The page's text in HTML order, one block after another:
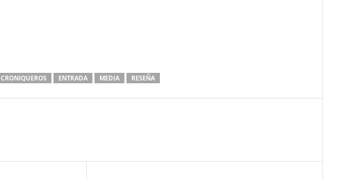
CRONIQUEROS ENTRADA MEDIA RESEÑA